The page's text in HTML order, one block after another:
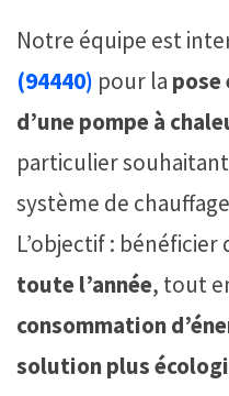
Notre équipe est
(94440) pour la pose
d’une pompe à
particulier
système de
L’objectif : bénéficier
toute l’année, tout
consommation
solution plus